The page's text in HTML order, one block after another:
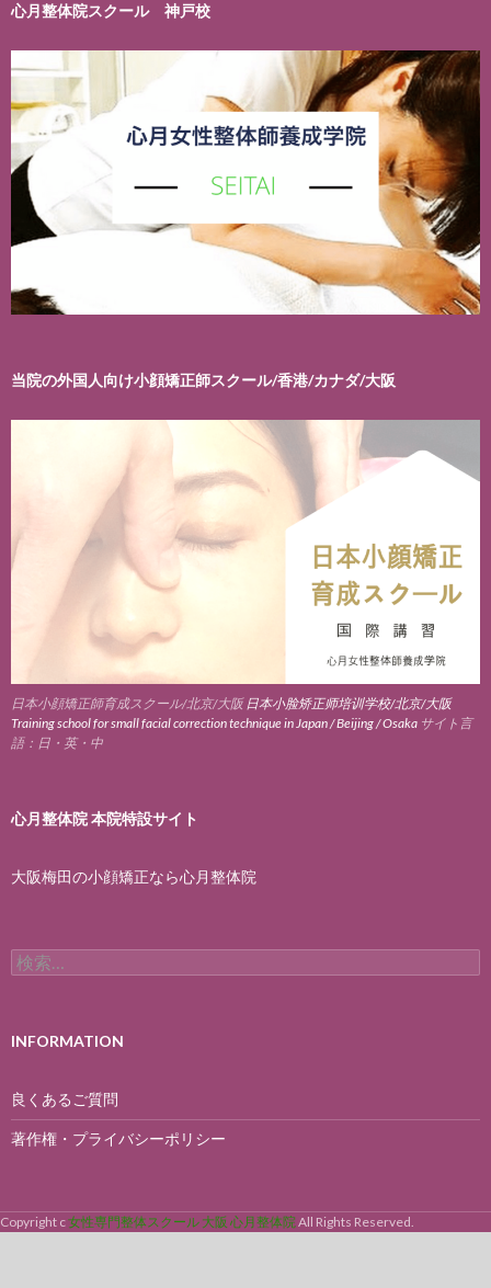
心月整体院スクール 神戸校
当院の外国人向け小顔矯正師スクール/香港/カナダ/大阪
日本小顔矯正師育成スクール/北京/大阪 日本小脸矫正师培训学校/北京/大阪
Training school for small facial correction technique in Japan / Beijing / Osaka サイト言
語：日・英・中
心月整体院 本院特設サイト
大阪梅田の小顔矯正なら心月整体院
検
索:
INFORMATION
良くあるご質問
著作権・プライバシーポリシー
Copyright c女性専門整体スクール 大阪 心月整体院 All Rights Reserved.